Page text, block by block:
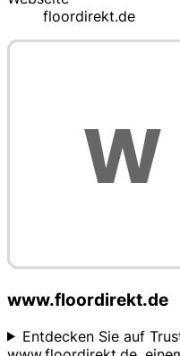
floordirekt.de
www.floordirekt.de
Entdecken Sie auf